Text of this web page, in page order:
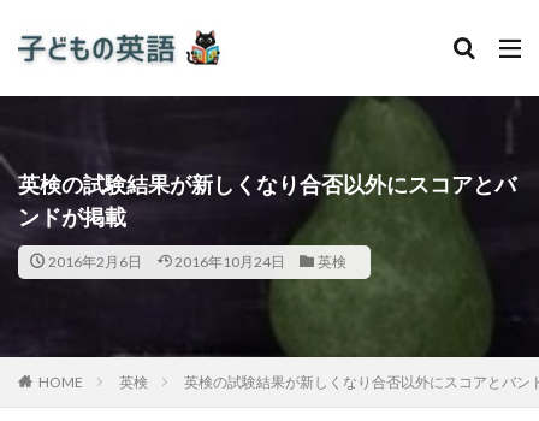
英検の試験結果が新しくなり合否以外にスコアとバ
ンドが掲載
2016年2月6日 2016年10月24日 英検
HOME 英検 英検の試験結果が新しくなり合否以外にスコアとバン